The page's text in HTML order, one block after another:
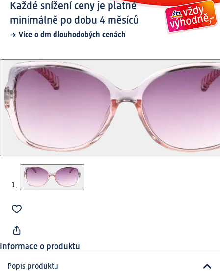
Každé snížení ceny je platné
minimálně po dobu 4 měsíců
Více o dm dlouhodobých cenách
Informace o produktu
Popis produktu